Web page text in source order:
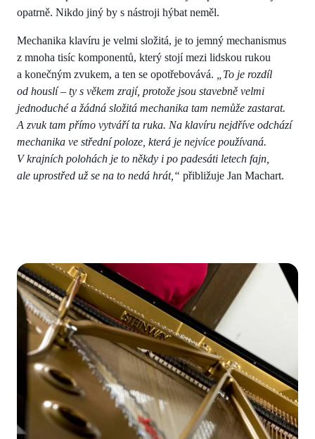
opatrně. Nikdo jiný by s nástroji hýbat neměl.
Mechanika klavíru je velmi složitá, je to jemný mechanismus
z mnoha tisíc komponentů, který stojí mezi lidskou rukou
a konečným zvukem, a ten se opotřebovává.
„To je rozdíl
od houslí – ty s věkem zrají, protože jsou stavebně velmi
jednoduché a žádná složitá mechanika tam nemůže zastarat.
A zvuk tam přímo vytváří ta ruka. Na klavíru nejdříve odchází
mechanika ve střední poloze, která je nejvíce používaná.
V krajních polohách je to někdy i po padesáti letech fajn,
ale uprostřed už se na to nedá hrát,“ přibližuje Jan Machart.